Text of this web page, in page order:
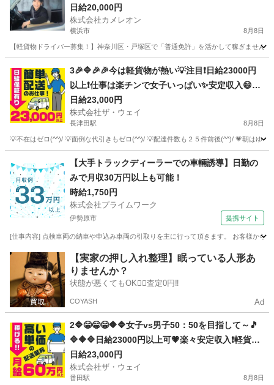
日給20,000円
株式会社カメレオン
横浜市 8月8日
【軽貨物ドライバー募集！】神奈川区・戸塚区で「普通免許」を活かして稼ぎませ
ドライバー 荷物
3🎉🔷🎉🎉今は軽貨物が熱い💡注目❗️日給23000円
以上❗️仕事は楽チンで女子いっぱい✨安定収入😄完
全週休2日制だよ💗
日給23,000円
株式会社ザ・ウェイ
長津田駅 8月8日
💡不在はゼロ(^^)/ 💡面倒な代引きもゼロ(^^)/ 💡配達件数も２５件前後(^^)/ 💗朝はゆ
長津田駅 ドライバー ネットスーパー
【大手トラックディーラーでの車輛誘導】日勤の
みで月収30万円以上も可能！
時給1,750円
株式会社プライムワーク
伊勢原市 提携サイト
[仕事内容] 点検車両の納車や申込み車両の引取りを主に行って頂きます。 お客様から
神奈川 伊勢原市 ドライバー
【実家の押し入れ整理】眠っている人形あ
りませんか？
状態が悪くてもOK🙆‍♀️査定0円‼️
COYASH Ad
2🔷😁😁😁🔶🔷女子vs男子50：50を目指して～🎵
🔷🔶🔷日給23000円以上可💗楽々安定収入❗️軽貨物
ドライバー❗️完全週休2日制だよ💛
日給23,000円
株式会社ザ・ウェイ
番田駅 8月8日